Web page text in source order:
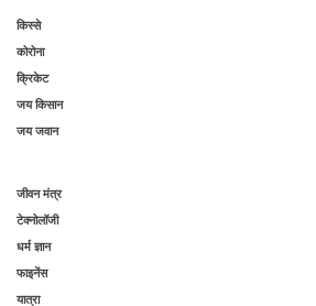
किस्से
कोरोना
क्रिकेट
जय किसान
जय जवान
जीवन मंत्र
टेक्नोलॉजी
धर्म ज्ञान
फाइनेंस
यात्रा